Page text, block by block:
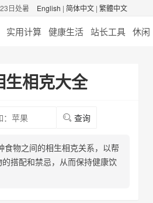
日处暑 English | 简体中文 | 繁體中文
实用计算 健康生活 站长工具 休闲
生相克大全
查询
食物之间的相生相克关系，以帮
搭配和禁忌，从而保持健康饮